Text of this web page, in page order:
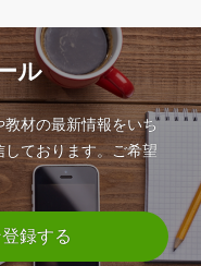
ル
材の最新情報をいち
ております。ご希望
録する